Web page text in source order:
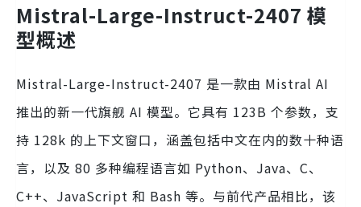
Mistral-Large-Instruct-2407 模
型概述
Mistral-Large-Instruct-2407 是一款由 Mistral AI
推出的新一代旗舰 AI 模型。它具有 123B 个参数，支
持 128k 的上下文窗口，涵盖包括中文在内的数十种语
言，以及 80 多种编程语言如 Python、Java、C、
C++、JavaScript 和 Bash 等。与前代产品相比，该